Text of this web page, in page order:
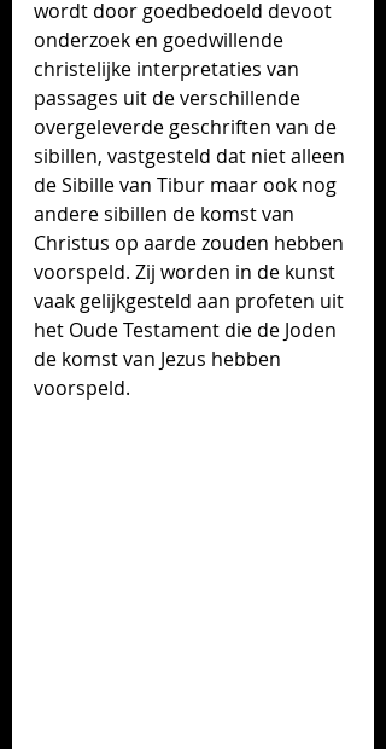
wordt door goedbedoeld devoot
onderzoek en goedwillende
christelijke interpretaties van
passages uit de verschillende
overgeleverde geschriften van de
sibillen, vastgesteld dat niet alleen
de Sibille van Tibur maar ook nog
andere sibillen de komst van
Christus op aarde zouden hebben
voorspeld. Zij worden in de kunst
vaak gelijkgesteld aan profeten uit
het Oude Testament die de Joden
de komst van Jezus hebben
voorspeld.